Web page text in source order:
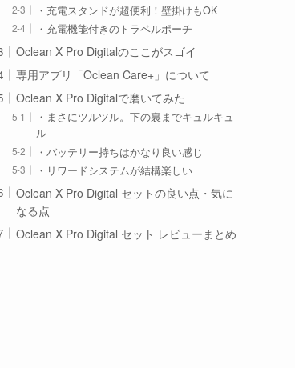
・充電スタンドが超便利！壁掛けもOK
・充電機能付きのトラベルポーチ
Oclean X Pro Digitalのここがスゴイ
専用アプリ「Oclean Care+」について
Oclean X Pro Digitalで磨いてみた
・まさにツルツル。下の裏までキュルキュ
ル
・バッテリー持ちはかなり良い感じ
・リワードシステムが結構楽しい
Oclean X Pro Digital セットの良い点・気に
なる点
Oclean X Pro Digital セット レビューまとめ